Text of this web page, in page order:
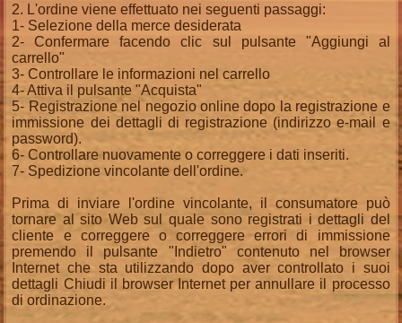
2. L'ordine viene effettuato nei seguenti passaggi:
1- Selezione della merce desiderata
2- Confermare facendo clic sul pulsante "Aggiungi al
carrello"
3- Controllare le informazioni nel carrello
4- Attiva il pulsante "Acquista"
5- Registrazione nel negozio online dopo la registrazione e
immissione dei dettagli di registrazione (indirizzo e-mail e
password).
6- Controllare nuovamente o correggere i dati inseriti.
7- Spedizione vincolante dell'ordine.
Prima di inviare l'ordine vincolante, il consumatore può
tornare al sito Web sul quale sono registrati i dettagli del
cliente e correggere o correggere errori di immissione
premendo il pulsante "Indietro" contenuto nel browser
Internet che sta utilizzando dopo aver controllato i suoi
dettagli Chiudi il browser Internet per annullare il processo
di ordinazione.